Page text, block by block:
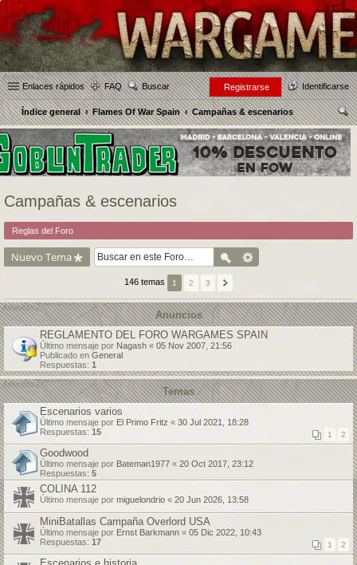
Enlaces rápidos FAQ Buscar Identificarse
Registrarse
Índice general Flames Of War Spain
Campañas & escenarios
us
car
Campañas & escenarios
Reglas del Foro
Nuevo Tema
146 temas 1 2 3
Anuncios
REGLAMENTO DEL FORO WARGAMES SPAIN
Último mensaje por Nagash « 05 Nov 2007, 21:56
Publicado en General
Respuestas: 1
Temas
Escenarios varios
Último mensaje por El Primo Fritz « 30 Jul 2021, 18:28
Respuestas: 15 1 2
Goodwood
Último mensaje por Bateman1977 « 20 Oct 2017, 23:12
Respuestas: 5
COLINA 112
Último mensaje por miguelondrio « 20 Jun 2026, 13:58
MiniBatallas Campaña Overlord USA
Último mensaje por Ernst Barkmann « 05 Dic 2022, 10:43
Respuestas: 17 1 2